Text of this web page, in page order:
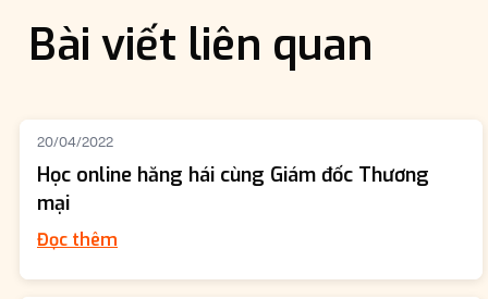
Bài viết liên quan
20/04/2022
Học online hăng hái cùng Giám đốc Thương
mại
Đọc thêm